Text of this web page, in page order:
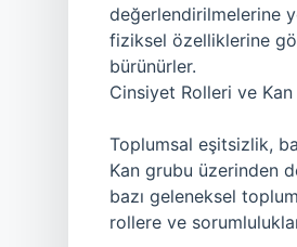
değerlendirilmelerine
fiziksel özelliklerine
bürünürler.
Cinsiyet Rolleri ve
Toplumsal eşitsizlik,
Kan grubu üzerinden
bazı geleneksel
rollere ve